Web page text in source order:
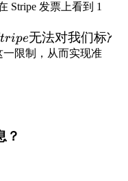
Stripe 发票上看到 1
ripe无法对我们标准
一限制，从而实现准
？